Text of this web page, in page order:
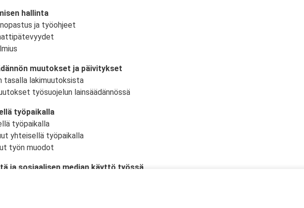
hallinta
ja työohjeet
muutokset ja päivitykset
tasalla lakimuutoksista
työsuojelun lainsäädännössä
työpaikalla
työpaikalla
yhteisellä työpaikalla
työn muodot
ja sosiaalisen median käyttö työssä